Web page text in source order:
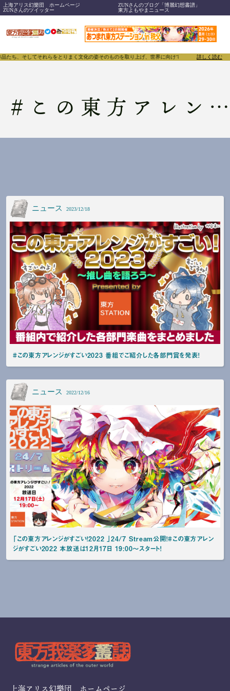
上海アリス幻樂団 ホームページ
ZUNさんのブログ「博麗幻想書譜」
ZUNさんのツイッター
東方よもやまニュース
そしてそれらをとりまく文化の姿そのものを取り上げ、世界に向けて誇らしく発信するこ
詳しく読む
# この東方アレンジがすごい
ニュース 2023/12/18
#この東方アレンジがすごい2023 番組でご紹介した各部門賞を発表！
ニュース 2022/12/16
「この東方アレンジがすごい！2022 」24/7 Stream公開！#この東方アレン
ジがすごい2022 本放送は12月17日 19:00～スタート！
上海アリス幻樂団 ホームページ